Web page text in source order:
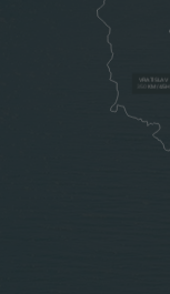
VRATISLAV
KM /4.5H